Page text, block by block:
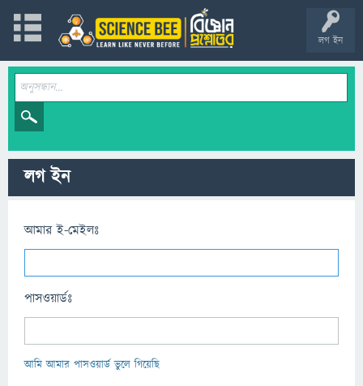
লগ ইন
লগ ইন
আমার ই-মেইলঃ
পাসওয়ার্ডঃ
আমি আমার পাসওয়ার্ড ভুলে গিয়েছি